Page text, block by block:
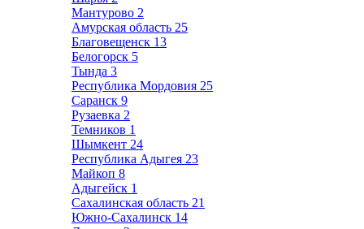
Мантурово 2
Амурская область 25
Благовещенск 13
Белогорск 5
Тында 3
Республика Мордовия 25
Саранск 9
Рузаевка 2
Темников 1
Шымкент 24
Республика Адыгея 23
Майкоп 8
Адыгейск 1
Сахалинская область 21
Южно-Сахалинск 14